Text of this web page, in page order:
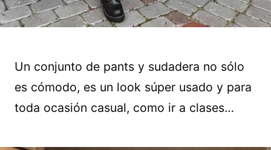
Un conjunto de pants y sudadera no sólo
es cómodo, es un look súper usado y para
toda ocasión casual, como ir a clases…